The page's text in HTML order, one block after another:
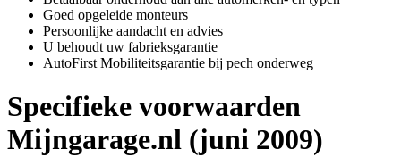
Goed opgeleide monteurs
Persoonlijke aandacht en advies
U behoudt uw fabrieksgarantie
AutoFirst Mobiliteitsgarantie bij pech onderweg
Specifieke voorwaarden
Mijngarage.nl (juni 2009)